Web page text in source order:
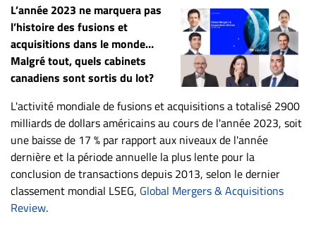
ET
JURISTES
Offres
d'emploi
Continue
Métiers
Scoop?
CABINETS
ET
L’année 2023 ne marquera pas
l’histoire des fusions et
acquisitions dans le monde…
Malgré tout, quels cabinets
canadiens sont sortis du lot?
L'activité mondiale de fusions et acquisitions a totalisé 2900
milliards de dollars américains au cours de l'année 2023, soit
une baisse de 17 % par rapport aux niveaux de l'année
dernière et la période annuelle la plus lente pour la
conclusion de transactions depuis 2013, selon le dernier
classement mondial LSEG, Global Mergers & Acquisitions
Review.